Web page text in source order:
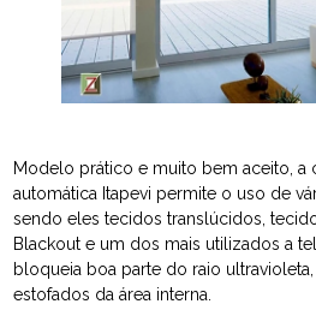
Modelo prático e muito bem aceito, a
automática Itapevi permite o uso de
sendo eles tecidos translúcidos,
Blackout e um dos mais utilizados a
bloqueia boa parte do raio
estofados da área interna.